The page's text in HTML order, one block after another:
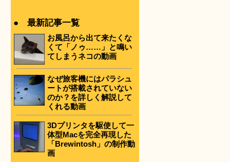
● 最新記事一覧
お風呂から出て来たくな
くて「ノゥ……」と鳴い
てしまうネコの動画
なぜ旅客機にはパラシュ
ートが搭載されていない
のか？を詳しく解説して
くれる動画
3Dプリンタを駆使して一
体型Macを完全再現した
「Brewintosh」の制作動
画